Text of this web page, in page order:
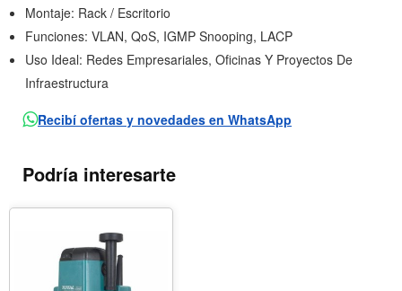
Montaje: Rack / Escritorio
Funciones: VLAN, QoS, IGMP Snooping, LACP
Uso Ideal: Redes Empresariales, Oficinas Y Proyectos De
Infraestructura
Recibí ofertas y novedades en WhatsApp
Podría interesarte